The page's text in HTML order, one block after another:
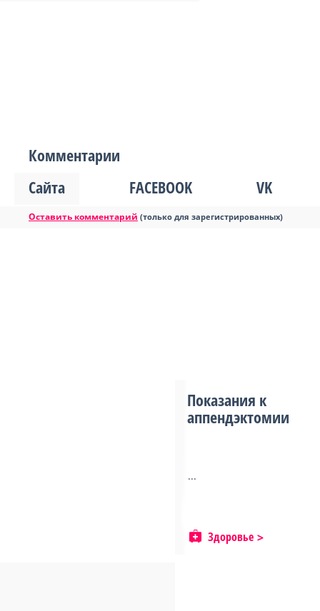
Комментарии
Сайта
FACEBOOK VK
Оставить комментарий (только для зарегистрированных)
Показания к
аппендэктомии
...
Здоровье